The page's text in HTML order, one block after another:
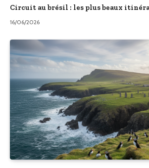
Circuit au brésil : les plus beaux
16/06/2026